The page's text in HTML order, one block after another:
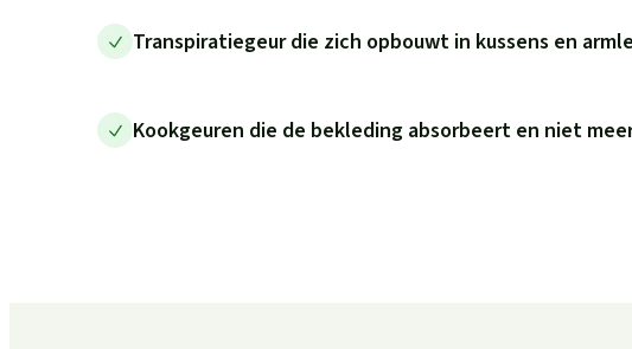
Transpiratiegeur die zich opbouwt in kussens en
Kookgeuren die de bekleding absorbeert en niet